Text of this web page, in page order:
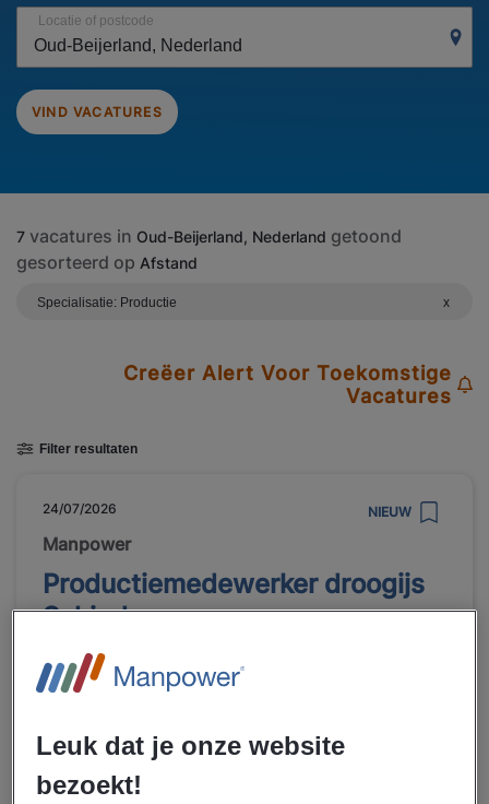
Locatie of postcode
VIND VACATURES
7 vacatures in Oud-Beijerland, Nederland getoond
gesorteerd op Afstand
Specialisatie: Productie x
Filter resultaten
Creëer Alert Voor Toekomstige
Vacatures
24/07/2026 NIEUW
Manpower
Productiemedewerker droogijs
Schiedam
€ 18,00 - € 21,00 Per uur
Schiedam
VMBO / MAVO
Uitzenden
Leuk dat je onze website
bezoekt!